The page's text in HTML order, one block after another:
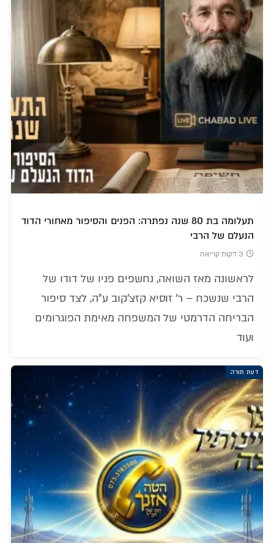
תעלומה בת 80 שנה נפתרה: הפנים והסיפור מאחורי הדוד
הנעלם של הרבי
3 דקות קריאה
לראשונה מאז השואה, נחשפים פניו של דודו של
הרבי שנשכח – ר' זוסיא קזצ'קוב ע"ה, לצד סיפור
הבריחה הדרמטי של המשפחה מאימת הפוגרומים
ועוד
דעת תורה